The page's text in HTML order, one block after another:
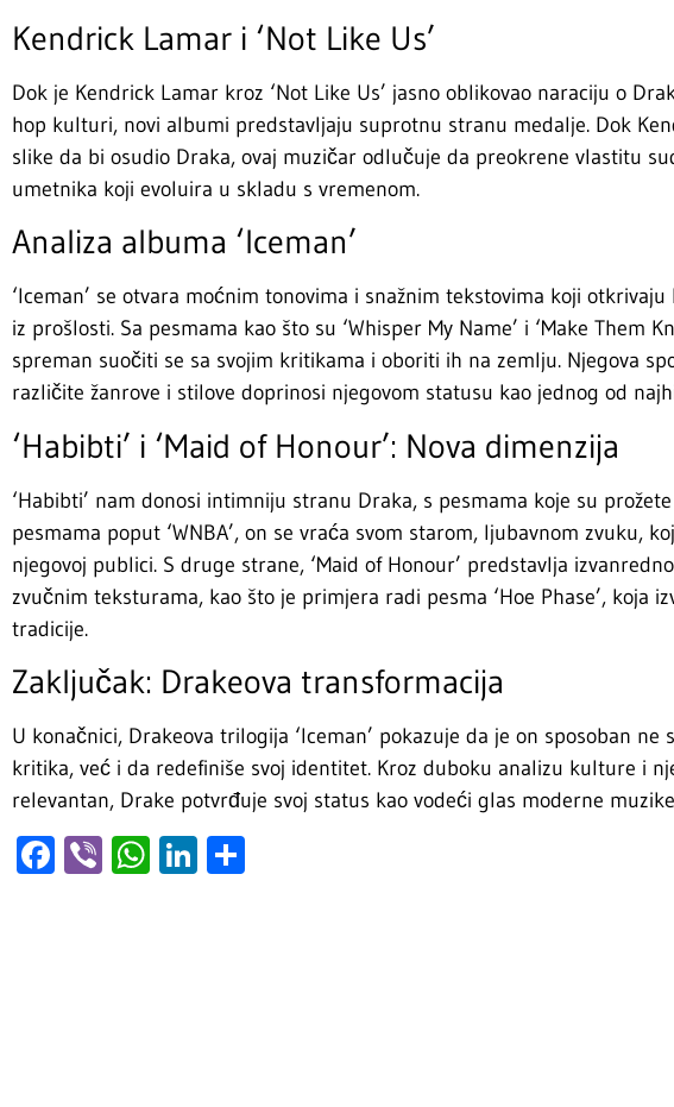
Kendrick Lamar i ‘Not Like Us’
Dok je Kendrick Lamar kroz ‘Not Like Us’ jasno oblikovao naraciju o
hop kulturi, novi albumi predstavljaju suprotnu stranu medalje. Dok
slike da bi osudio Draka, ovaj muzičar odlučuje da preokrene vlastitu
umetnika koji evoluira u skladu s vremenom.
Analiza albuma ‘Iceman’
‘Iceman’ se otvara moćnim tonovima i snažnim tekstovima koji
iz prošlosti. Sa pesmama kao što su ‘Whisper My Name’ i ‘Make Them
spreman suočiti se sa svojim kritikama i oboriti ih na zemlju. Njegova
različite žanrove i stilove doprinosi njegovom statusu kao jednog od
‘Habibti’ i ‘Maid of Honour’: Nova dimenzija
‘Habibti’ nam donosi intimniju stranu Draka, s pesmama koje su
pesmama poput ‘WNBA’, on se vraća svom starom, ljubavnom zvuku,
njegovoj publici. S druge strane, ‘Maid of Honour’ predstavlja
zvučnim teksturama, kao što je primjera radi pesma ‘Hoe Phase’, koja
tradicije.
Zaključak: Drakeova transformacija
U konačnici, Drakeova trilogija ‘Iceman’ pokazuje da je on sposoban ne
kritika, već i da redefiniše svoj identitet. Kroz duboku analizu kulture i
relevantan, Drake potvrđuje svoj status kao vodeći glas moderne
Facebook
ViberWhatsApp
LinkedIn